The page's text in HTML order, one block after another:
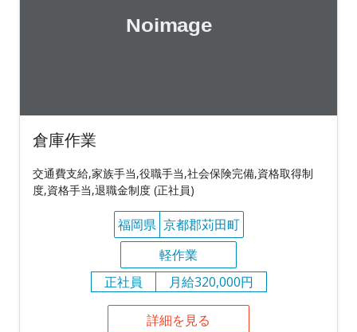
倉庫作業
交通費支給,家族手当,役職手当,社会保険完備,資格取得制
度,資格手当,退職金制度 (正社員)
福岡県 京都郡苅田町
軽作業
正社員
月給320,000円
詳細を見る